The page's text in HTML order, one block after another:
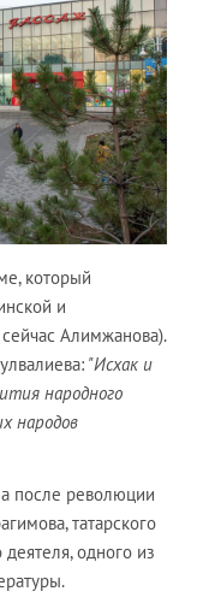
который
и
Алимжанова).
"Исхак и
народного
народов
после революции
татарского
одного из